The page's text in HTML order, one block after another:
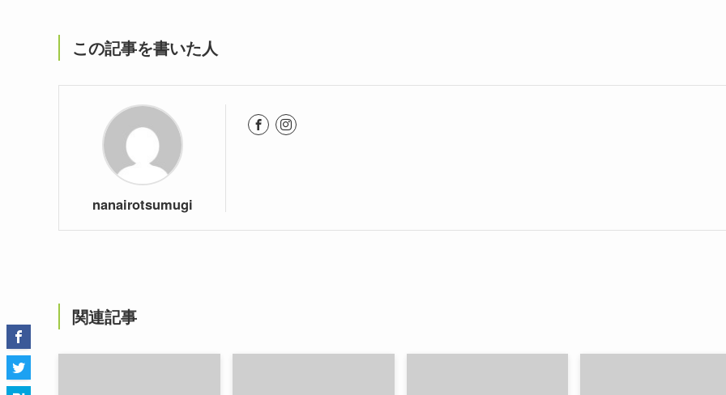
この記事を書いた人
nanairotsumugi
関連記事